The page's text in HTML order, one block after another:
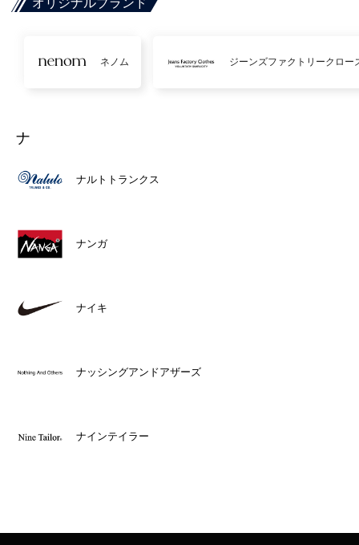
オリジナルブランド
ネノム ジーンズファクトリークロー
ナ
ナルトトランクス
ナンガ
ナイキ
ナッシングアンドアザーズ
ナインテイラー